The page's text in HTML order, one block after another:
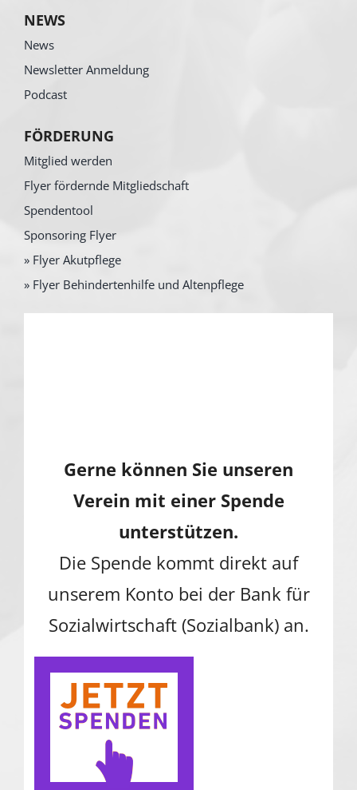
NEWS
News
Newsletter Anmeldung
Podcast
FÖRDERUNG
Mitglied werden
Flyer fördernde Mitgliedschaft
Spendentool
Sponsoring Flyer
» Flyer Akutpflege
» Flyer Behindertenhilfe und Altenpflege
Gerne können Sie unseren
Verein mit einer Spende
unterstützen.
Die Spende kommt direkt auf
unserem Konto bei der Bank für
Sozialwirtschaft (Sozialbank) an.